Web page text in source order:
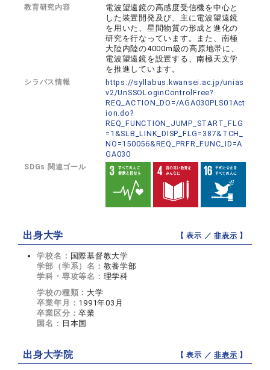
教育研究内容
電波望遠鏡の高感度受信機を中心と
した装置開発及び、主に電波望遠鏡
を用いた、星間物質の形成と進化の
研究を行なっています。また、南極
大陸内陸の4000m級の高原地帯に、
電波望遠鏡を設置する、南極天文学
を推進しています。
シラバス情報
https://syllabus.kwansei.ac.jp/unias
v2/UnSSOLoginControlFree?
REQ_ACTION_DO=/AGA030PLS01Act
ion.do?
REQ_FUNCTION_JUMP_START_FLG
=1&SLB_LINK_DISP_FLG=387&TCH_
NO=150056&REQ_PRFR_FUNC_ID=A
GA030
SDGs 関連ゴール
出身大学 【 表示 ／非表示 】
学校名： 国際基督教大学
学部（学系）名： 教養学部
学科・専攻等名： 理学科
学校の種類： 大学
卒業年月： 1991年03月
卒業区分：卒業
国名： 日本国
出身大学院 【 表示 ／非表示 】